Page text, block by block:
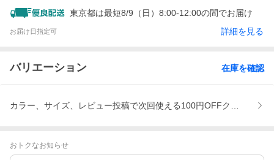
東京都は最短8/9（日）8:00-12:00の間でお届け
お届け日指定可 詳細を見る
バリエーション 在庫を確認
カラー、サイズ、レビュー投稿で次回使える100円OFFクーポンプ
おトクなお知らせ